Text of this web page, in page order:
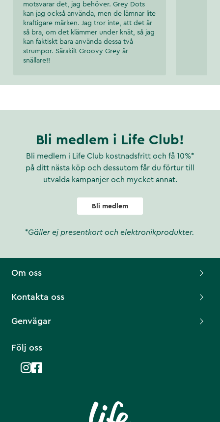
motsvarar det, jag behöver. Grey Dots
kan jag också använda, men de lämnar lite
kraftigare märken. Jag tror inte, att det är
så bra, om det klämmer under knät, så jag
kan faktiskt bara använda dessa två
strumpor. Särskilt Groovy Grey är
snällare!!
Bli medlem i Life Club!
Bli medlem i Life Club kostnadsfritt och få 10%*
på ditt nästa köp och dessutom får du förtur till
utvalda kampanjer och mycket annat.
Bli medlem
*Gäller ej presentkort och elektronikprodukter.
Om oss
Kontakta oss
Genvägar
Följ oss